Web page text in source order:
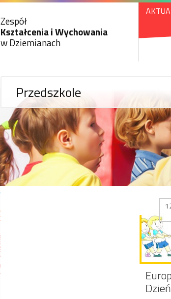
Zespół
Kształcenia i Wychowania
w Dziemianach
Przedszkole